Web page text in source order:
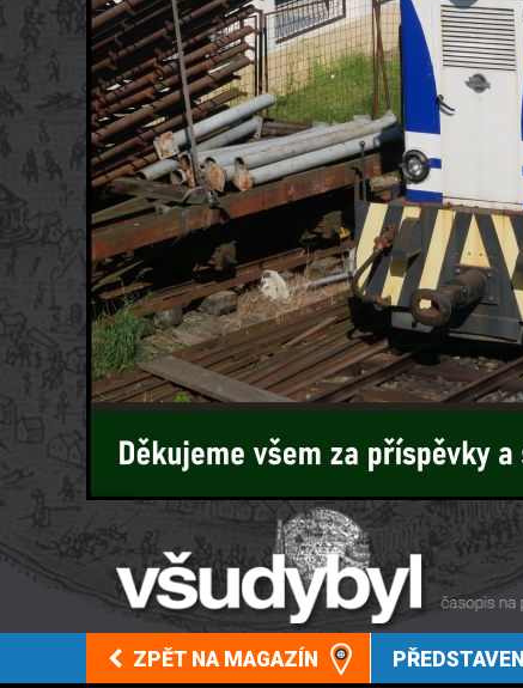
ZPĚT NA MAGAZÍN PŘEDSTAVENÍ